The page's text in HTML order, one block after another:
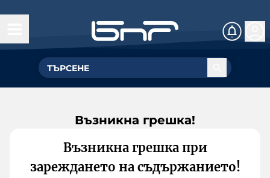
Възникна грешка!
Възникна грешка при
зареждането на съдържанието!